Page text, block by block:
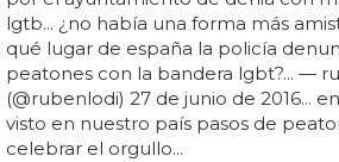
lgtb... ¿no había una forma más
qué lugar de españa la policía
peatones con la bandera lgbt?... —
(@rubenlodi) 27 de junio de 2016...
visto en nuestro país pasos de
celebrar el orgullo...